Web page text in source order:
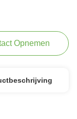
Opnemen